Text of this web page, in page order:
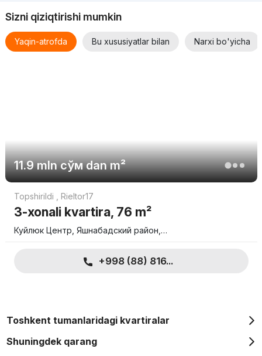
Sizni qiziqtirishi mumkin
Yaqin-atrofda Bu xususiyatlar bilan Narxi bo'yicha
11.9 mln сўмdan m²
Topshirildi Rieltor17
3-xonali kvartira, 76 m²
Куйлюк Центр, Яшнабадский район,…
+998 (88) 816...
Toshkent tumanlaridagi kvartiralar
Shuningdek qarang